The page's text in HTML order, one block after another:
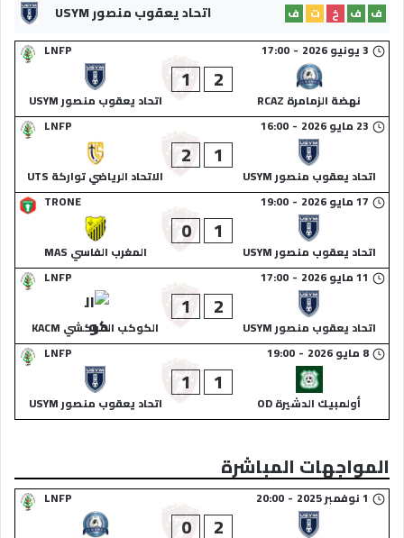
اتحاد يعقوب منصور USYM ف ف خ ت
ف
LNFP
3 يونيو 2026 -
17:00
نهضة الزمامرة RCAZ
2
1
اتحاد يعقوب منصور USYM
LNFP
23 مايو 2026 -
16:00
اتحاد يعقوب منصور USYM
1
2
الاتحاد الرياضي تواركة UTS
TRONE
17 مايو 2026 -
19:00
اتحاد يعقوب منصور USYM
1
0
المغرب الفاسي MAS
LNFP
11 مايو 2026 -
17:00
اتحاد يعقوب منصور USYM
2
1
الكوكب المراكشي KACM
LNFP
8 مايو 2026 -
19:00
أولمبيك الدشيرة OD
1
1
اتحاد يعقوب منصور USYM
المواجهات المباشرة
LNFP 1 نوفمبر 2025 -
20:00
2
0